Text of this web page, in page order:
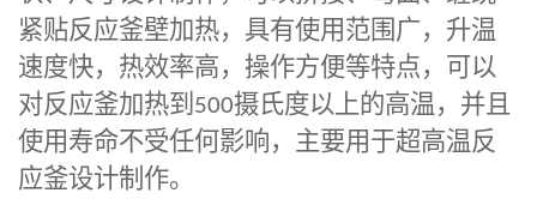
紧贴反应釜壁加热，具有使用范围广，升温
速度快，热效率高，操作方便等特点，可以
对反应釜加热到 500摄氏度以上的高温，并且
使用寿命不受任何影响，主要用于超高温反
应釜设计制作。